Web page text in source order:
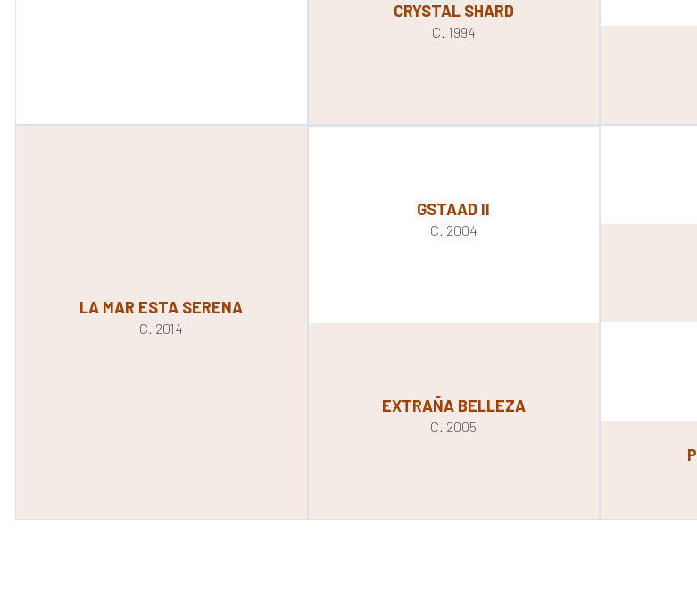
CRYSTAL SHARD
C. 1994
LA MAR ESTA SERENA
C. 2014
GSTAAD II
C. 2004
EXTRAÑA BELLEZA
C. 2005